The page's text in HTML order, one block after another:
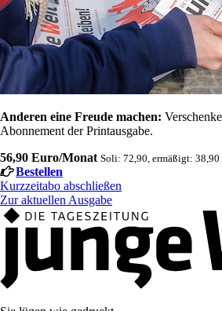
Anderen eine Freude machen:
Abonnement der Printausgabe.
56,90 Euro/Monat Soli: 72,90, ermäßigt: 38,90
Bestellen
Kurzzeitabo abschließen
Zur aktuellen Ausgabe